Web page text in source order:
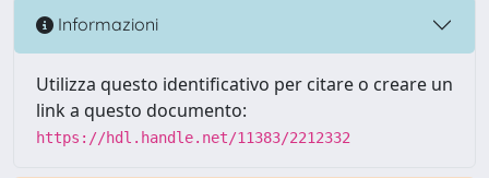
Informazioni
Utilizza questo identificativo per citare o creare un
link a questo documento:
https://hdl.handle.net/11383/2212332